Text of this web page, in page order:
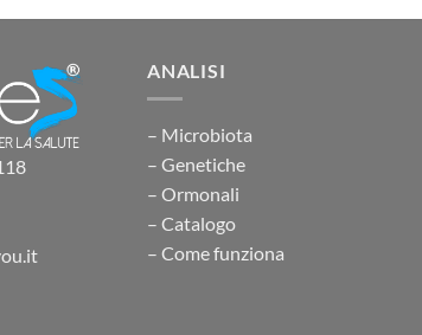
ANALISI
– Microbiota
– Genetiche
– Ormonali
– Catalogo
– Come funziona